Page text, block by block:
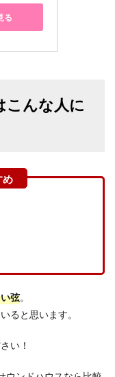
る
こんな人に
弦。
ると思います。
い！